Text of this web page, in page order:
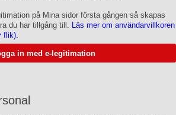
på Mina sidor första gången så skapas
du har tillgång till.
Läs mer om användarvillkoren
flik).